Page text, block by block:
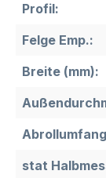
Profil:
Felge Emp.:
Breite (mm):
stat